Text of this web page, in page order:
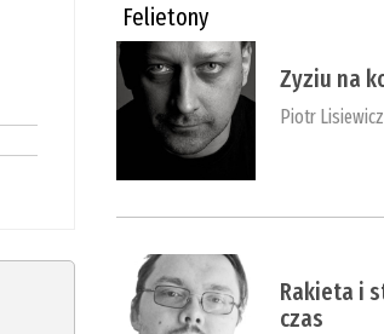
Felietony
Zyziu na
Piotr Lisiewicz
Rakieta i
czas